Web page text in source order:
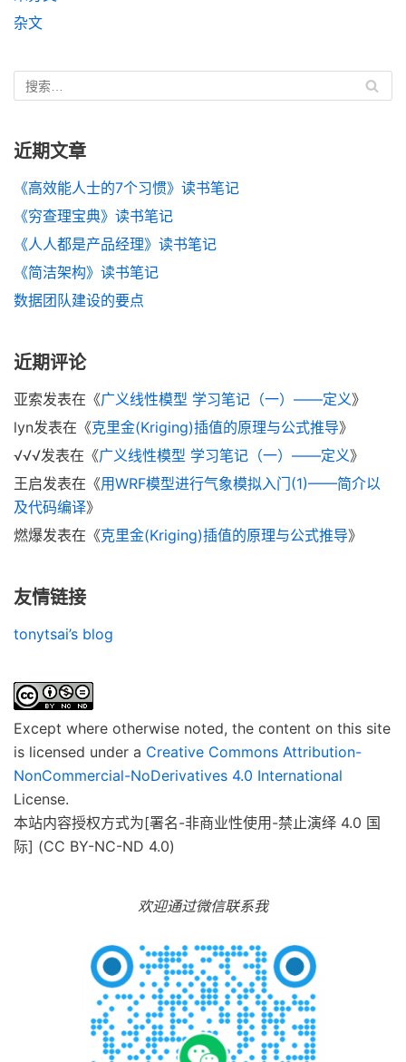
杂文
近期文章
《高效能人士的7个习惯》读书笔记
《穷查理宝典》读书笔记
《人人都是产品经理》读书笔记
《简洁架构》读书笔记
数据团队建设的要点
近期评论
亚索发表在《广义线性模型 学习笔记（一）——定义》
lyn发表在《克里金(Kriging)插值的原理与公式推导》
√√√发表在《广义线性模型 学习笔记（一）——定义》
王启发表在《用WRF模型进行气象模拟入门(1)——简介以
及代码编译》
燃爆发表在《克里金(Kriging)插值的原理与公式推导》
友情链接
tonytsai’s blog
Except where otherwise noted, the content on this site
is licensed under a Creative Commons Attribution-
NonCommercial-NoDerivatives 4.0 International
License.
本站内容授权方式为[署名-非商业性使用-禁止演绎 4.0 国
际] (CC BY-NC-ND 4.0)
欢迎通过微信联系我